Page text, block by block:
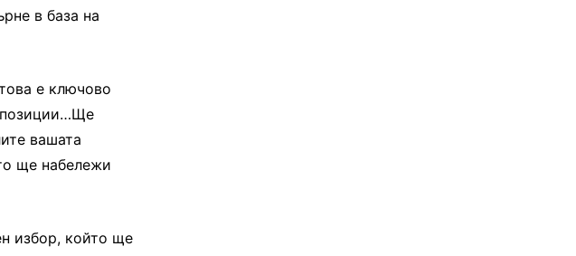
в база на
е ключово
позиции…Ще
вашата
ще набележи
избор, който ще